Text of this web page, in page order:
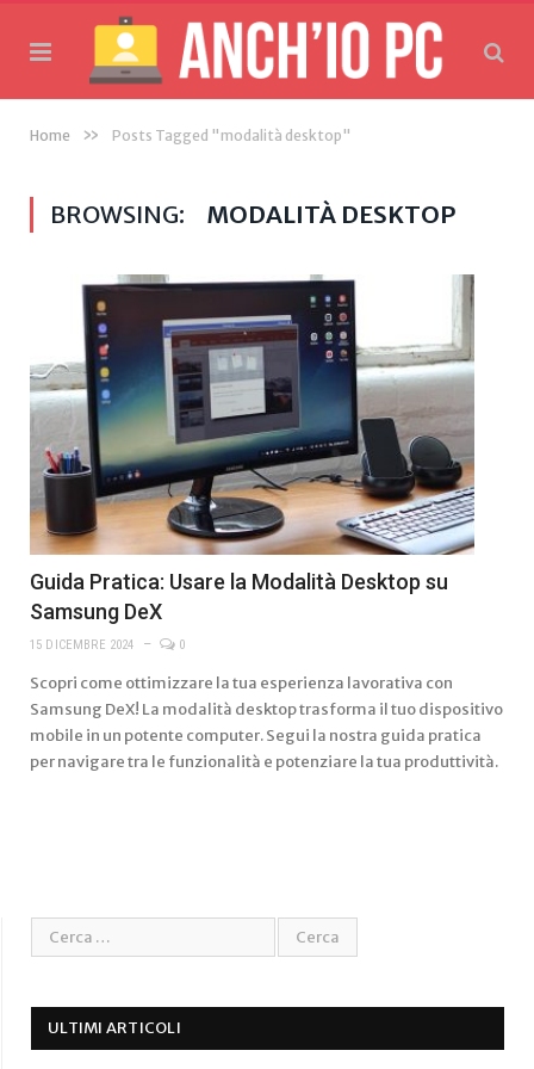
Home » Posts Tagged "modalità desktop"
BROWSING: MODALITÀ DESKTOP
Guida Pratica: Usare la Modalità Desktop su
Samsung DeX
15 DICEMBRE 2024 0
Scopri come ottimizzare la tua esperienza lavorativa con
Samsung DeX! La modalità desktop trasforma il tuo dispositivo
mobile in un potente computer. Segui la nostra guida pratica
per navigare tra le funzionalità e potenziare la tua produttività.
ULTIMI ARTICOLI